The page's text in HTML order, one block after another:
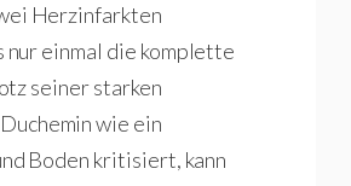
Herzinfarkten
nur einmal die komplette
seiner starken
wie ein
Boden kritisiert, kann